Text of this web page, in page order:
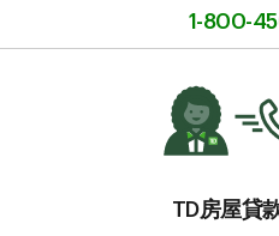
1-800-
TD房屋貸